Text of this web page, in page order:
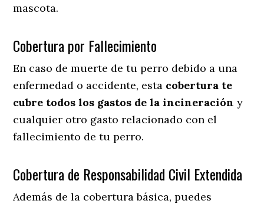
mascota.
Cobertura por Fallecimiento
En caso de muerte de tu perro debido a una
enfermedad o accidente, esta cobertura te
cubre todos los gastos de la incineración y
cualquier otro gasto relacionado con el
fallecimiento de tu perro.
Cobertura de Responsabilidad Civil Extendida
Además de la cobertura básica, puedes